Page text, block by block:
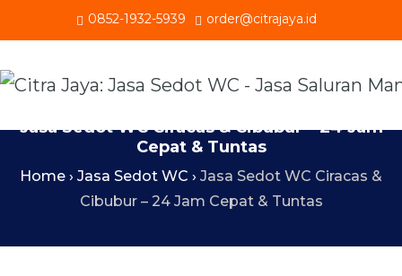
0852-1932-5939 order@citrajaya.id
Jasa Sedot WC Ciracas & Cibubur – 24 Jam
Cepat & Tuntas
Home › Jasa Sedot WC › Jasa Sedot WC Ciracas &
Cibubur – 24 Jam Cepat & Tuntas